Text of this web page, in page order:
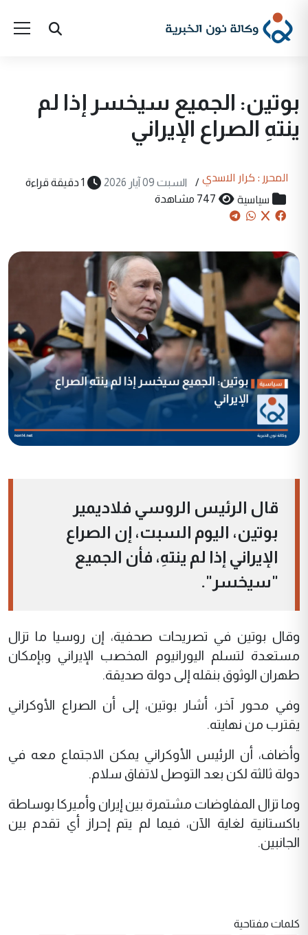
بوتين: الجميع سيخسر إذا لم
ينتهِ الصراع الإيراني
المحرر : كرار الاسدي / السبت 09 آيار 2026 1 دقيقة قراءة
سياسية 747 مشاهدة
قال الرئيس الروسي فلاديمير
بوتين، اليوم السبت، إن الصراع
الإيراني إذا لم ينتهِ، فأن الجميع
"سيخسر".
وقال بوتين في تصريحات صحفية، إن روسيا ما تزال
مستعدة لتسلم اليورانيوم المخصب الإيراني وبإمكان
طهران الوثوق بنقله إلى دولة صديقة.
وفي محور آخر، أشار بوتين، إلى أن الصراع الأوكراني
يقترب من نهايته.
وأضاف، أن الرئيس الأوكراني يمكن الاجتماع معه في
دولة ثالثة لكن بعد التوصل لاتفاق سلام.
وما تزال المفاوضات مشتمرة بين إيران وأميركا بوساطة
باكستانية لغاية الآن، فيما لم يتم إحراز أي تقدم بين
الجانبين.
كلمات مفتاحية